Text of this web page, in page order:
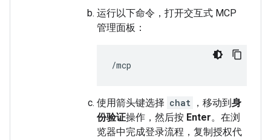
运行以下命令，打开交互式 MCP
管理面板：
使用箭头键选择 chat ，移动到身
份验证操作，然后按 Enter。在浏
览器中完成登录流程，复制授权代